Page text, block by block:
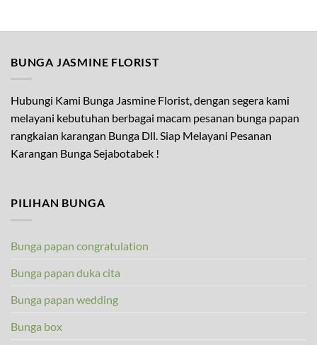
BUNGA JASMINE FLORIST
Hubungi Kami Bunga Jasmine Florist, dengan segera kami
melayani kebutuhan berbagai macam pesanan bunga papan
rangkaian karangan Bunga Dll. Siap Melayani Pesanan
Karangan Bunga Sejabotabek !
PILIHAN BUNGA
Bunga papan congratulation
Bunga papan duka cita
Bunga papan wedding
Bunga box